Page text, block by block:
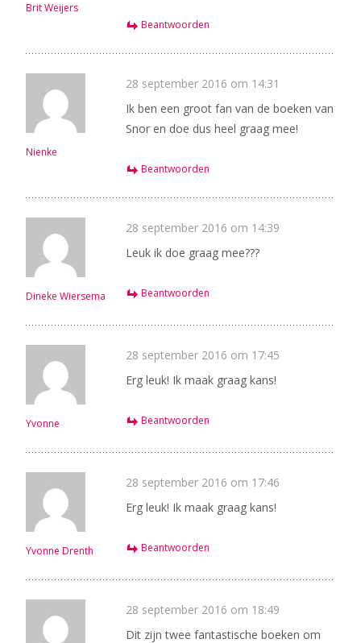
Brit Weijers
Beantwoorden
Nienke
28 september 2016 om 14:31
Ik ben een groot fan van de boeken van
Snor en doe dus heel graag mee!
Beantwoorden
Dineke Wiersema
28 september 2016 om 14:39
Leuk ik doe graag mee???
Beantwoorden
Yvonne
28 september 2016 om 17:45
Erg leuk! Ik maak graag kans!
Beantwoorden
Yvonne Drenth
28 september 2016 om 17:46
Erg leuk! Ik maak graag kans!
Beantwoorden
28 september 2016 om 18:49
Dit zijn twee fantastische boeken om